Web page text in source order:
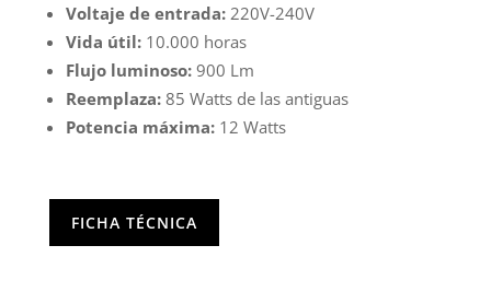
Voltaje de entrada:220V-240V
Vida útil:10.000 horas
Flujo luminoso:900 Lm
Reemplaza:85 Watts de las antiguas
Potencia máxima:12 Watts
FICHA TÉCNICA